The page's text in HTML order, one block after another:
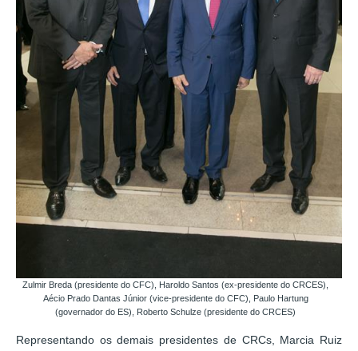
Zulmir Breda (presidente do CFC), Haroldo Santos (ex-presidente do CRCES),
Aécio Prado Dantas Júnior (vice-presidente do CFC), Paulo Hartung
(governador do ES), Roberto Schulze (presidente do CRCES)
Representando os demais presidentes de CRCs, Marcia Ruiz